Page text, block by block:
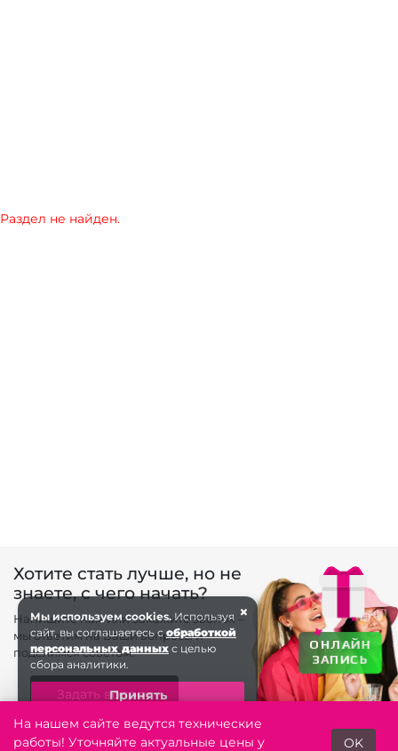
Раздел не найден.
Хотите стать лучше, но не
знаете, с чего начать?
Напишите нам или закажите звонок –
мы ответим на Ваши вопросы и
поделимся советом.
Задать вопрос
Заказать звонок
×
Мы используем cookies.Используя
сайт, вы соглашаетесь собработкой
персональных данных с целью
сбора аналитики.
Принять
ОНЛАЙН
ЗАПИСЬ
На нашем сайте ведутся технические
работы! Уточняйте актуальные цены у
OK